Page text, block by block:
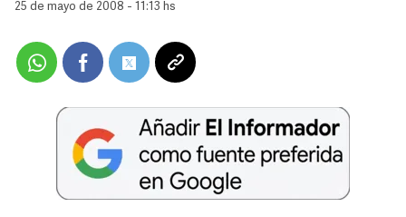
25 de mayo de 2008 - 11:13 hs